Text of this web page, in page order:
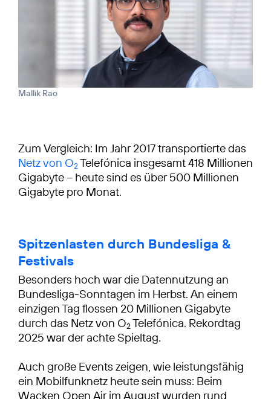
Mallik Rao
Zum Vergleich: Im Jahr 2017 transportierte das
Netz von O2Telefónica insgesamt 418 Millionen
Gigabyte – heute sind es über 500 Millionen
Gigabyte pro Monat.
Spitzenlasten durch Bundesliga &
Festivals
Besonders hoch war die Datennutzung an
Bundesliga-Sonntagen im Herbst. An einem
einzigen Tag flossen 20 Millionen Gigabyte
durch das Netz von O2Telefónica. Rekordtag
2025 war der achte Spieltag.
Auch große Events zeigen, wie leistungsfähig
ein Mobilfunknetz heute sein muss: Beim
Wacken Open Air im August wurden rund